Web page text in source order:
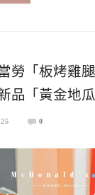
勞「板烤雞腿
品「黃金地
0